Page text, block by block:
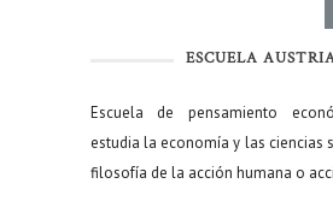
ESCUELA
Escuela de pensamiento
estudia la economía y las ciencias
filosofía de la acción humana o